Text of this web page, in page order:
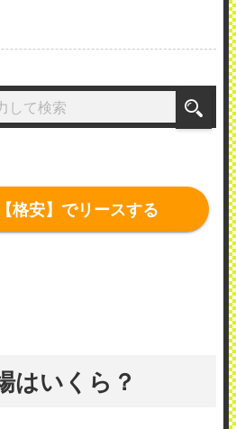
格安】でリースする
はいくら？